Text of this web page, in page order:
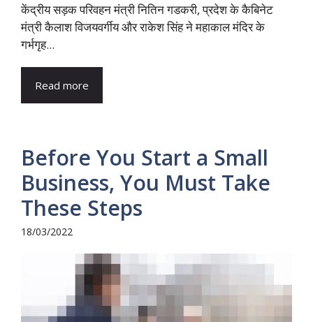
केंद्रीय सड़क परिवहन मंत्री नितिन गडकरी, प्रदेश के कैबिनेट
मंत्री कैलाश विजयवर्गीय और राकेश सिंह ने महाकाल मंदिर के
गर्भगृह...
Read more
Before You Start a Small
Business, You Must Take
These Steps
18/03/2022